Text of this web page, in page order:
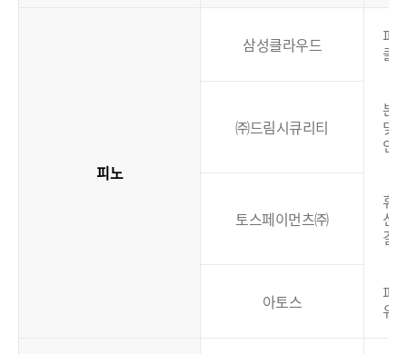
피노
삼성클라우드
피
클
㈜드림시큐리티
본
및
인
토스페이먼츠㈜
휴
신
결
아토스
피
유